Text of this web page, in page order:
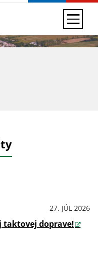
27. JÚL 2026
taktovej doprave!